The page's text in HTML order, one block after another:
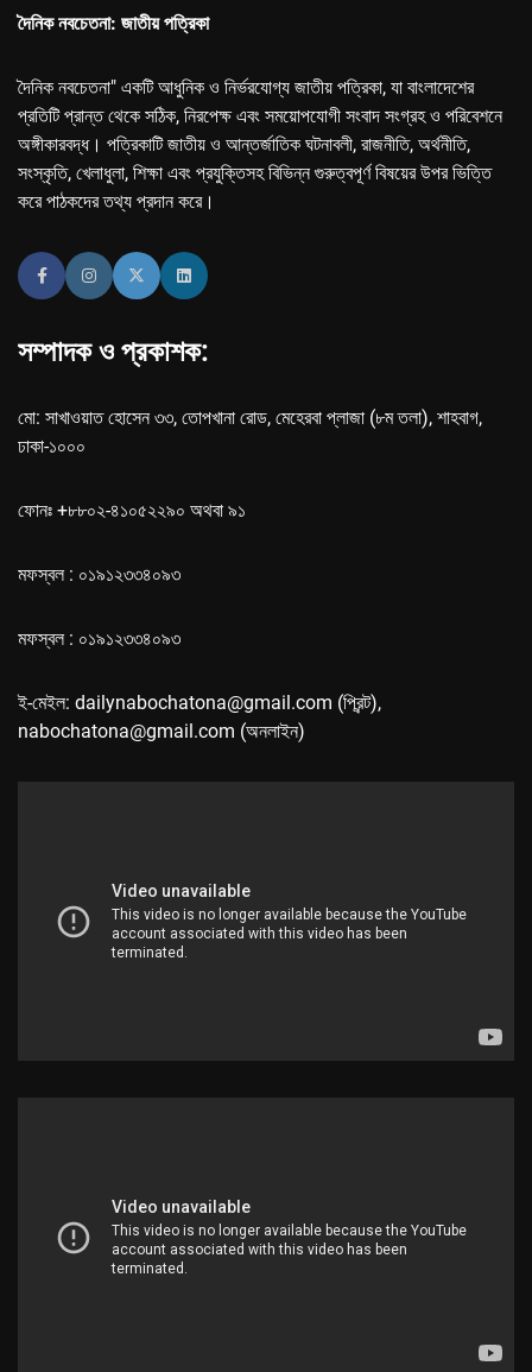
দৈনিক নবচেতনা: জাতীয় পত্রিকা
দৈনিক নবচেতনা" একটি আধুনিক ও নির্ভরযোগ্য জাতীয় পত্রিকা, যা বাংলাদেশের
প্রতিটি প্রান্ত থেকে সঠিক, নিরপেক্ষ এবং সময়োপযোগী সংবাদ সংগ্রহ ও পরিবেশনে
অঙ্গীকারবদ্ধ। পত্রিকাটি জাতীয় ও আন্তর্জাতিক ঘটনাবলী, রাজনীতি, অর্থনীতি,
সংস্কৃতি, খেলাধুলা, শিক্ষা এবং প্রযুক্তিসহ বিভিন্ন গুরুত্বপূর্ণ বিষয়ের উপর ভিত্তি
করে পাঠকদের তথ্য প্রদান করে।
সম্পাদক ও প্রকাশক:
মো: সাখাওয়াত হোসেন ৩৩, তোপখানা রোড, মেহেরবা প্লাজা (৮ম তলা), শাহবাগ,
ঢাকা-১০০০
ফোনঃ +৮৮০২-৪১০৫২২৯০ অথবা ৯১
মফস্বল : ০১৯১২৩৩৪০৯৩
মফস্বল : ০১৯১২৩৩৪০৯৩
ই-মেইল: dailynabochatona@gmail.com (প্রিন্ট),
nabochatona@gmail.com (অনলাইন)